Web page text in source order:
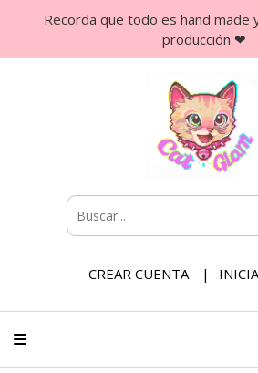
Recorda que todo es hand made
producción ❤
CREAR CUENTA